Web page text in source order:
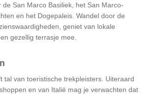
San Marco Basiliek, het San Marco-
en het Dogepaleis. Wandel door de
geniet van lokale
gezellig terrasje mee.​
tal van toeristische trekpleisters. Uiteraard
en van Italië mag je verwachten dat